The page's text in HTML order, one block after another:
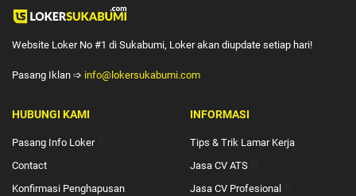
Website Loker No #1 di Sukabumi, Loker akan diupdate setiap hari!
Pasang Iklan ➩ info@lokersukabumi.com
HUBUNGI KAMI
Pasang Info Loker
Contact
Konfirmasi Penghapusan
INFORMASI
Tips & Trik Lamar Kerja
Jasa CV ATS
Jasa CV Profesional